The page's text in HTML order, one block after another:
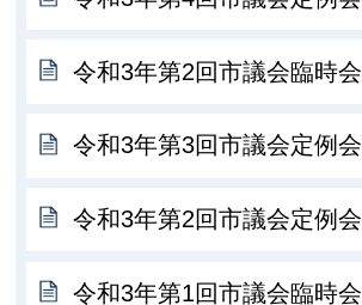
令和3年第2回市議会臨時会
令和3年第3回市議会定例会
令和3年第2回市議会定例会
令和3年第1回市議会臨時会